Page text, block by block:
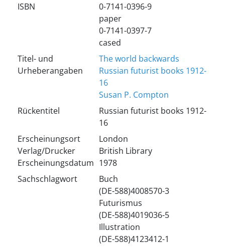
ISBN
0-7141-0396-9
paper
0-7141-0397-7
cased
Titel- und
Urheberangaben
The world backwards
Russian futurist books 1912-
16
Susan P. Compton
Rückentitel
Russian futurist books 1912-
16
Erscheinungsort
Verlag/Drucker
Erscheinungsdatum
London
British Library
1978
Sachschlagwort
Buch
(DE-588)4008570-3
Futurismus
(DE-588)4019036-5
Illustration
(DE-588)4123412-1